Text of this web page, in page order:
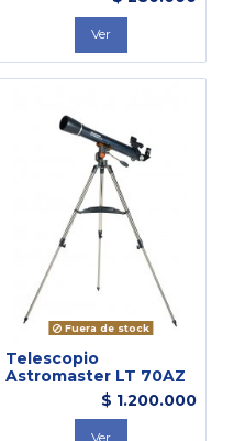
Ver
Fuera de stock
Telescopio
Astromaster LT 70AZ
$ 1.200.000
Ver